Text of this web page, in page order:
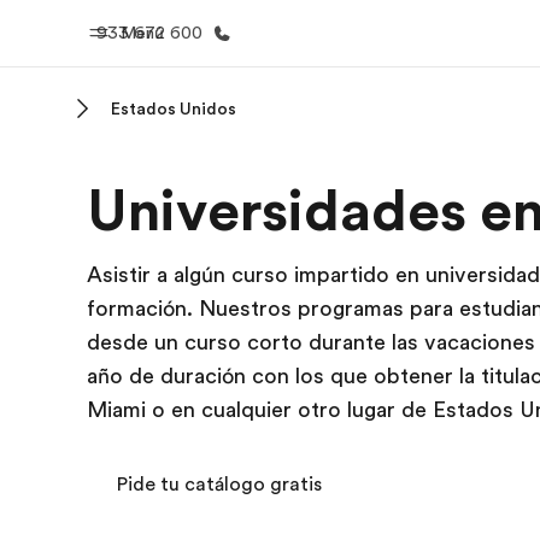
Menú
933 672 600
Bienvenido a EF Ver todo lo
Estados Unidos
Universidades
Asistir a algún curso impartido en
formación. Nuestros programas para
desde un curso corto durante las
año de duración con los que obtener la
Miami o en cualquier otro lugar de Estados
Pide tu catálogo gratis